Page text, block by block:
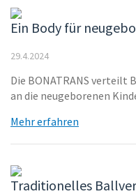
Ein Body für
29.4.2024
Die BONATRANS verteilt
an die neugeborenen
Mehr erfahren
Traditionelles